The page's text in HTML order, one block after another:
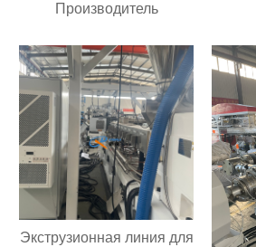
Производитель
Экструзионная линия для